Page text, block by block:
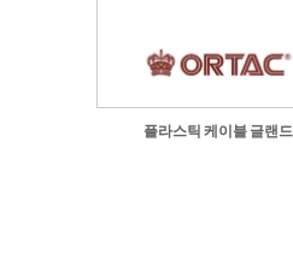
플라스틱 케이블 글랜드